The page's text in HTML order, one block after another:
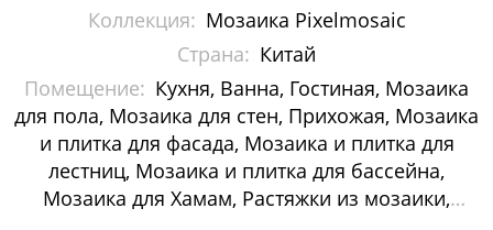
Мозаика Dao
Мозаика Decor-mosaic
Мозаика Imagine Mosaic
Мозаика Irida
Мозаика Keramograd
Коллекция: Мозаика Pixelmosaic
Страна: Китай
Помещение: Кухня, Ванна, Гостиная, Мозаика
для пола, Мозаика для стен, Прихожая, Мозаика
и плитка для фасада, Мозаика и плитка для
лестниц, Мозаика и плитка для бассейна,
Мозаика для Хамам, Растяжки из мозаики,